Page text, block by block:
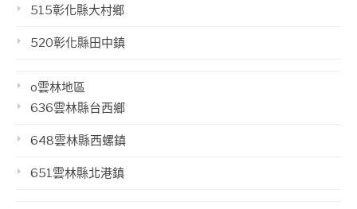
515彰化縣大村鄉
520彰化縣田中鎮
o雲林地區
636雲林縣台西鄉
648雲林縣西螺鎮
651雲林縣北港鎮